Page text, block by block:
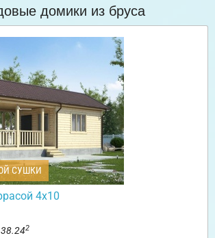
домики из бруса
СУШКИ
4х10
2